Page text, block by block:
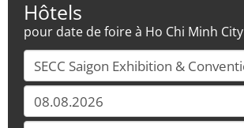
Hôtels
pour date de foire à Ho Chi Minh City